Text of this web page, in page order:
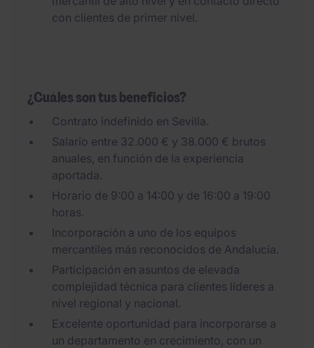
con clientes de primer nivel.
¿Cuáles son tus beneficios?
Contrato indefinido en Sevilla.
Salario entre 32.000 € y 38.000 € brutos
anuales, en función de la experiencia
aportada.
Horario de 9:00 a 14:00 y de 16:00 a 19:00
horas.
Incorporación a uno de los equipos
mercantiles más reconocidos de Andalucía.
Participación en asuntos de elevada
complejidad técnica para clientes líderes a
nivel regional y nacional.
Excelente oportunidad para incorporarse a
un departamento en crecimiento, con un